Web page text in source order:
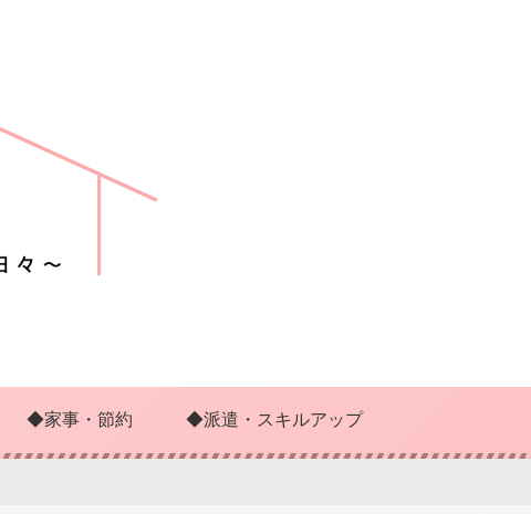
◆家事・節約 ◆派遣・スキルアップ